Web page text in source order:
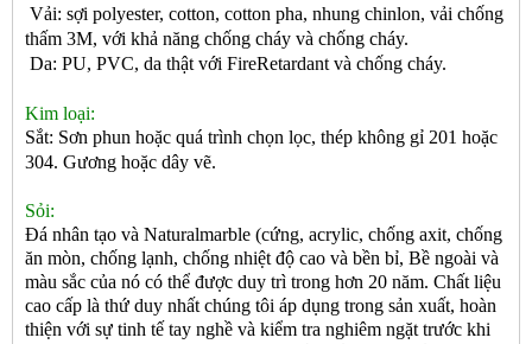
Vải: sợi polyester, cotton, cotton pha, nhung chinlon, vải chống
thấm 3M, với khả năng chống cháy và chống cháy.
Da: PU, PVC, da thật với FireRetardant và chống cháy.
Kim loại:
Sắt: Sơn phun hoặc quá trình chọn lọc, thép không gỉ 201 hoặc
304. Gương hoặc dây vẽ.
Sỏi:
Đá nhân tạo và Naturalmarble (cứng, acrylic, chống axit, chống
ăn mòn, chống lạnh, chống nhiệt độ cao và bền bỉ, Bề ngoài và
màu sắc của nó có thể được duy trì trong hơn 20 năm. Chất liệu
cao cấp là thứ duy nhất chúng tôi áp dụng trong sản xuất, hoàn
thiện với sự tinh tế tay nghề và kiểm tra nghiêm ngặt trước khi